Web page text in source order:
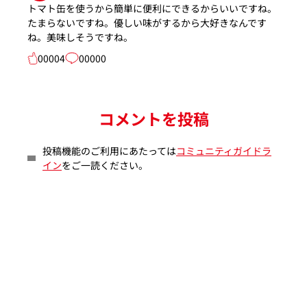
トマト缶を使うから簡単に便利にできるからいいですね。
たまらないですね。優しい味がするから大好きなんです
ね。美味しそうですね。
00004
00000
コメントを投稿
投稿機能のご利用にあたってはコミュニティガイドラ
インをご一読ください。